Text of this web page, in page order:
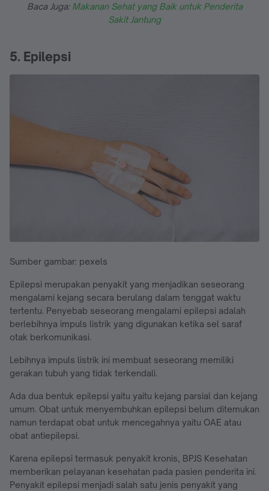
Baca Juga: Makanan Sehat yang Baik untuk Penderita
Sakit Jantung
5. Epilepsi
Sumber gambar: pexels
Epilepsi merupakan penyakit yang menjadikan seseorang
mengalami kejang secara berulang dalam tenggat waktu
tertentu. Penyebab seseorang mengalami epilepsi adalah
berlebihnya impuls listrik yang digunakan ketika sel saraf
otak berkomunikasi.
Lebihnya impuls listrik ini membuat seseorang memiliki
gerakan tubuh yang tidak terkendali.
Ada dua bentuk epilepsi yaitu yaitu kejang parsial dan kejang
umum. Obat untuk menyembuhkan epilepsi belum ditemukan
namun terdapat obat untuk mencegahnya yaitu OAE atau
obat antiepilepsi.
Karena epilepsi termasuk penyakit kronis, BPJS Kesehatan
memberikan pelayanan kesehatan pada pasien penderita ini.
Penyakit epilepsi menjadi salah satu jenis penyakit yang